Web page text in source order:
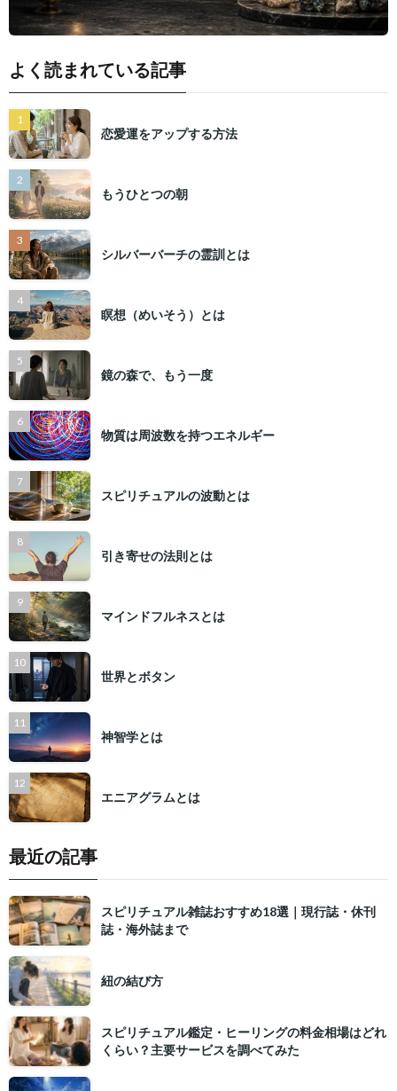
よく読まれている記事
恋愛運をアップする方法
もうひとつの朝
シルバーバーチの霊訓とは
瞑想（めいそう）とは
鏡の森で、もう一度
物質は周波数を持つエネルギー
スピリチュアルの波動とは
引き寄せの法則とは
マインドフルネスとは
世界とボタン
神智学とは
エニアグラムとは
最近の記事
スピリチュアル雑誌おすすめ18選｜現行誌・休刊
誌・海外誌まで
紐の結び方
スピリチュアル鑑定・ヒーリングの料金相場はどれ
くらい？主要サービスを調べてみた